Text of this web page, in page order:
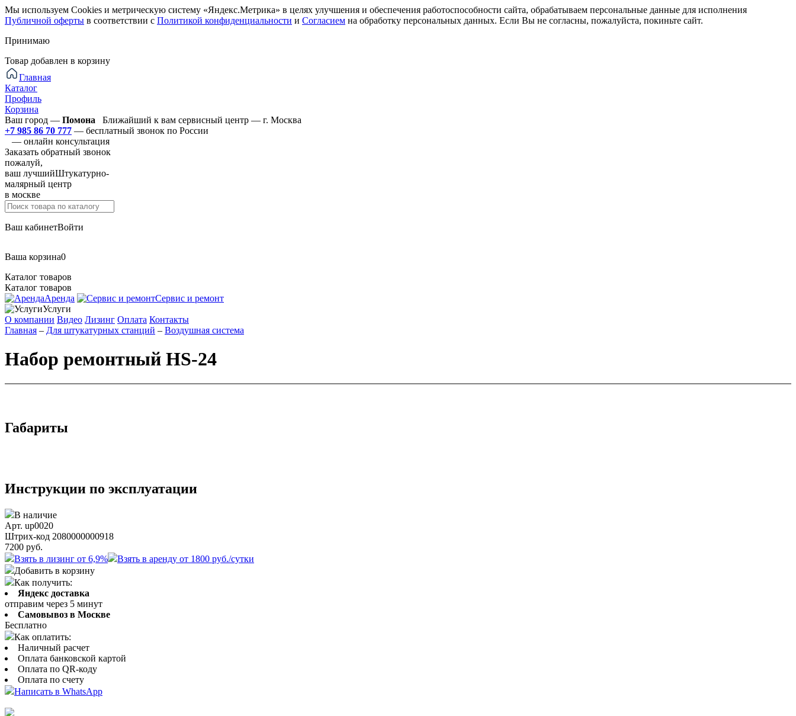
Мы используем Cookies и метрическую систему «Яндекс.Метрика» в целях улучшения и обеспечения работоспособности сайта, обрабатываем персональные данные для исполнения
Публичной оферты в соответствии с Политикой конфиденциальности и Согласием на обработку персональных данных. Если Вы не согласны, пожалуйста, покиньте сайт.
Принимаю
Товар добавлен в корзину
Главная
Каталог
Профиль
Корзина
Ваш город — Помона
Ближайший к вам сервисный центр — г. Москва
+7 985 86 70 777 — бесплатный звонок по России
— онлайн консультация
Заказать обратный звонок
пожалуй,
ваш лучшийШтукатурно-
малярный центр
в москве
Ваш кабинетВойти
Ваша корзина0
Каталог товаров
Каталог товаров
Аренда
Сервис и ремонт
Услуги
О компании Видео Лизинг Оплата Контакты
Главная – Для штукатурных станций – Воздушная система
Набор ремонтный HS-24
Габариты
Инструкции по эксплуатации
В наличие
Арт. up0020
Штрих-код 2080000000918
7200 руб.
Взять в лизинг от 6,9%
Взять в аренду от 1800 руб./сутки
Добавить в корзину
Как получить:
Яндекс доставка
отправим через 5 минут
Самовывоз в Москве
Бесплатно
Как оплатить:
Наличный расчет
Оплата банковской картой
Оплата по QR-коду
Оплата по счету
Написать в WhatsApp